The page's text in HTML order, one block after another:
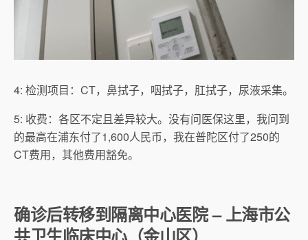
4: 检测项目：CT，鼻拭子，咽拭子，肛拭子，尿液采集。
5: 收费：各区不定且差异较大。没有问医保这里，我问到
的最高在浦东付了1,600人民币，我在普陀区付了250的
CT费用，其他费用豁免。
确诊后转移到隔离中心医院 – 上海市公
共卫生临床中心（金山区）